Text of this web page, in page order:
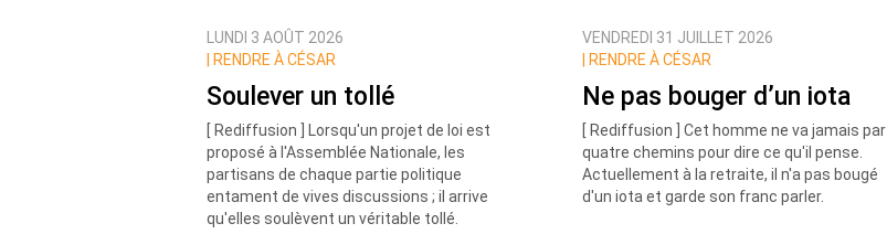
Prévenez-moi de tous les nouveaux commentaires de cette discussion par email
LUNDI 3 AOÛT 2026
RENDRE À CÉSAR
Soulever un tollé
[ Rediffusion ] Lorsqu'un projet de loi est
proposé à l'Assemblée Nationale, les
partisans de chaque partie politique
entament de vives discussions ; il arrive
qu'elles soulèvent un véritable tollé.
VENDREDI 31 JUILLET 2026
RENDRE À CÉSAR
Ne pas bouger d’un iota
[ Rediffusion ] Cet homme ne va jamais par
quatre chemins pour dire ce qu'il pense.
Actuellement à la retraite, il n'a pas bougé
d'un iota et garde son franc parler.